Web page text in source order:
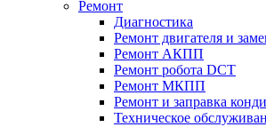
Ремонт
Диагностика
Ремонт двигателя и
Ремонт АКПП
Ремонт робота DCT
Ремонт МКПП
Ремонт и заправка
Техническое